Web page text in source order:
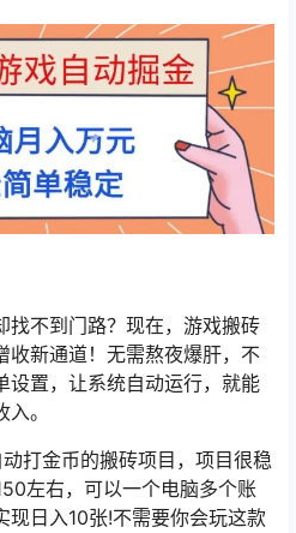
找不到门路？现在，游戏搬砖
收新通道！无需熬夜爆肝，不
设置，让系统自动运行，就能
。
打金币的搬砖项目，项目很稳
左右，可以一个电脑多个账
现日入10张!不需要你会玩这款